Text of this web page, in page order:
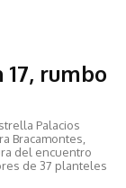
rumbo
Palacios
Bracamontes,
del encuentro
de 37 planteles